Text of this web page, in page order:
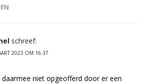
schreef:
2023 OM 16:37
niet opgeofferd door er een